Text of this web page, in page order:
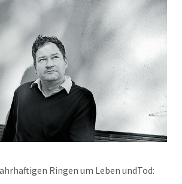
Ringen um Leben undTod: